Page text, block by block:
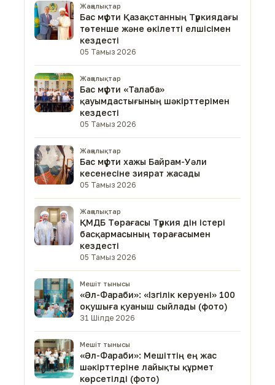
Жаңалықтар
Бас мүфти Қазақстанның Түркиядағы
төтенше және өкілетті елшісімен
кездесті
05 Тамыз 2026
Жаңалықтар
Бас мүфти «Талаба»
қауымдастығының шәкірттерімен
кездесті
05 Тамыз 2026
Жаңалықтар
Бас мүфти хажы Байрам-Уәли
кесенесіне зиярат жасады
05 Тамыз 2026
Жаңалықтар
ҚМДБ Төрағасы Түркия дін істері
басқармасының төрағасымен
кездесті
05 Тамыз 2026
Мешіт тынысы
«Әл-Фараби»: «Ізгілік керуені» 100
оқушыға қуаныш сыйлады (фото)
31 Шілде 2026
Мешіт тынысы
«Әл-Фараби»: Мешіттің ең жас
шәкірттеріне лайықты құрмет
көрсетілді (фото)